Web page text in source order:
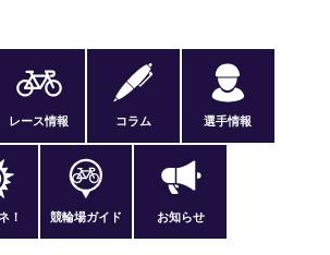
ント利用規約
てから・のめり込む不安のある方のご相
レース情報 コラム 選手情報
！ 競輪場ガイド お知らせ